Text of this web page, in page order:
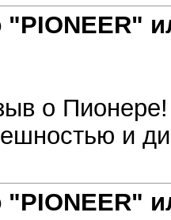
о Пионере!
и